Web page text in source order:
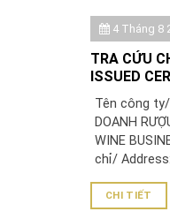
4 Tháng 8
TRA CỨU
ISSUED
Tên công ty/
DOANH
WINE
chỉ/
CHI TIẾT